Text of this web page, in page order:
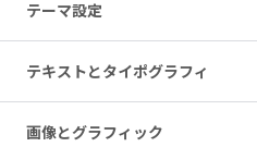
テーマ設定
テキストとタイポグラフィ
画像とグラフィック